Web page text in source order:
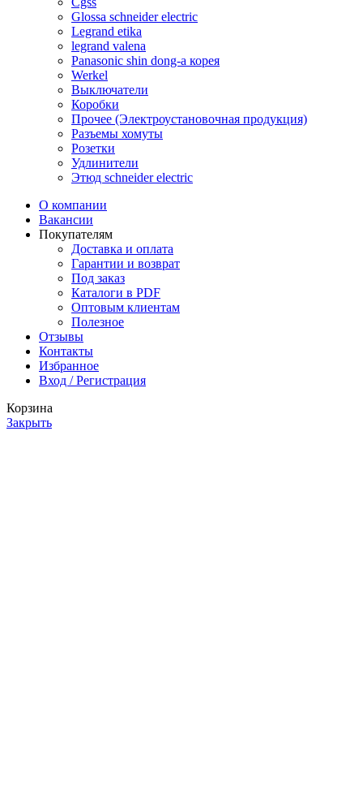
Glossa schneider electric
Legrand etika
legrand valena
Panasonic shin dong-a корея
Werkel
Выключатели
Коробки
Прочее (Электроустановочная продукция)
Разъемы хомуты
Розетки
Удлинители
Этюд schneider electric
О компании
Вакансии
Покупателям
Доставка и оплата
Гарантии и возврат
Под заказ
Каталоги в PDF
Оптовым клиентам
Полезное
Отзывы
Контакты
Избранное
Вход / Регистрация
Корзина
Закрыть